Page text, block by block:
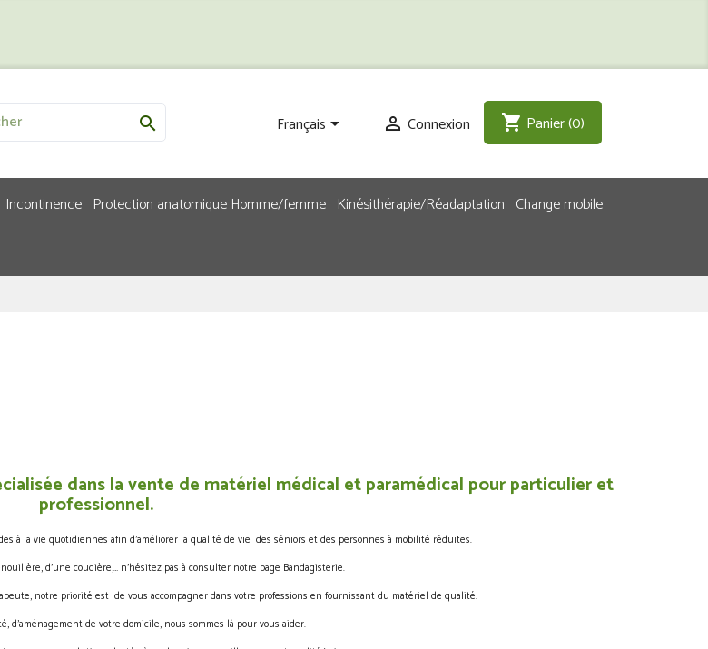
 Français  Connexion shopping_cart Panier(0)
Incontinence Protection anatomique Homme/femme Kinésithérapie/Réadaptation Change mobile
dans la vente de matériel médical et paramédical pour particulier et
professionnel.
à la vie quotidiennes afin d’améliorer la qualité de vie des séniors et des personnes à mobilité réduites.
d’une coudière,… n’hésitez pas à consulter notre page Bandagisterie.
notre priorité est de vous accompagner dans votre professions en fournissant du matériel de qualité.
d’aménagement de votre domicile, nous sommes là pour vous aider.